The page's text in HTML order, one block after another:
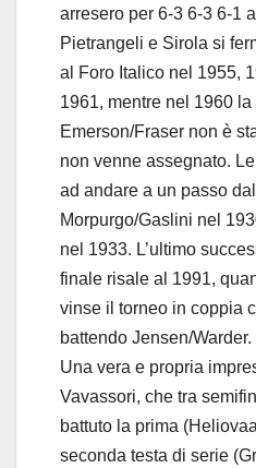
arresero per 6-3 6-3 6-1
Pietrangeli e Sirola si
al Foro Italico nel 1955,
1961, mentre nel 1960
Emerson/Fraser non è
non venne assegnato.
ad andare a un passo
Morpurgo/Gaslini nel
nel 1933. L’ultimo
finale risale al 1991,
vinse il torneo in coppia
battendo Jensen/Warder.
Una vera e propria
Vavassori, che tra
battuto la prima
seconda testa di serie